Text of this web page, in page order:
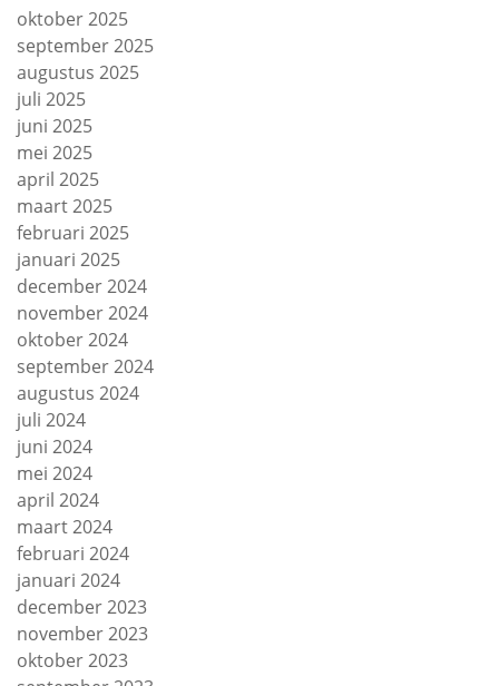
oktober 2025
september 2025
augustus 2025
juli 2025
juni 2025
mei 2025
april 2025
maart 2025
februari 2025
januari 2025
december 2024
november 2024
oktober 2024
september 2024
augustus 2024
juli 2024
juni 2024
mei 2024
april 2024
maart 2024
februari 2024
januari 2024
december 2023
november 2023
oktober 2023